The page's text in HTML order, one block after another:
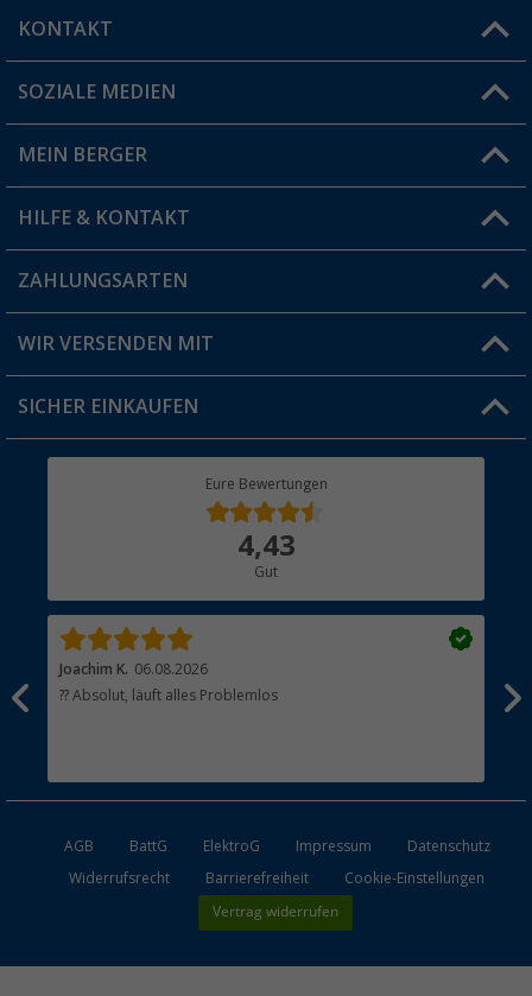
KONTAKT
Du hast eine Frage?
Filiale finden
SOZIALE MEDIEN
MEIN BERGER
Vorteilskarte
Blog
Jobs & Karriere
HILFE & KONTAKT
FAQ & Kontakt
Versandinformationen
Rücksendung
ZAHLUNGSARTEN
WIR VERSENDEN MIT
SICHER EINKAUFEN
Eure Bewertungen
4,43
Gut
Joachim K. 06.08.2026
?? Absolut, läuft alles Problemlos
AGB BattG ElektroG Impressum
Datenschutz
Widerrufsrecht
Barrierefreiheit Cookie-Einstellungen
Vertrag widerrufen